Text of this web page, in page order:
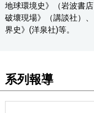
地球環境史》（岩波書
破壞現場》（講談社）
界史》(洋泉社)等。
系列報導